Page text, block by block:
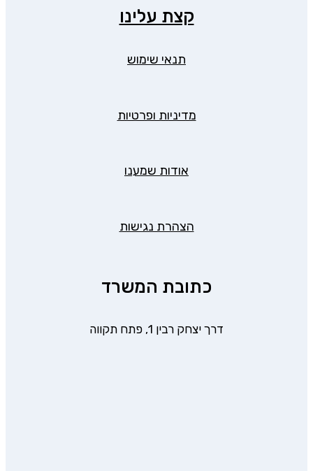
קצת עלינו
תנאי שימוש
מדיניות ופרטיות
אודות שמענו
הצהרת נגישות
כתובת המשרד
דרך יצחק רבין 1, פתח תקווה